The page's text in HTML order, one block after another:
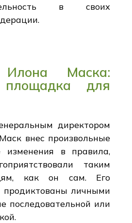
в своих
Илона Маска:
площадка для
директором
внес произвольные
изменения в правила,
таким
как он сам. Его
личными
последовательной или